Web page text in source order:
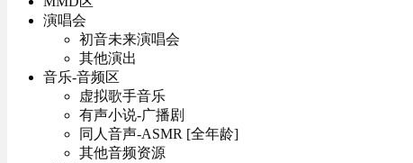
演唱会
初音未来演唱会
其他演出
音乐-音频区
虚拟歌手音乐
有声小说-广播剧
同人音声-ASMR [全年龄]
其他音频资源